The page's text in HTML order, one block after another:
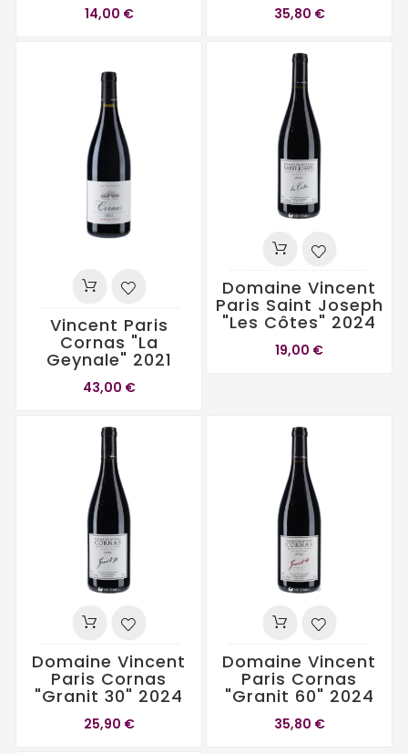
14,00 € 35,80 €
Vincent Paris
Cornas "La
Geynale" 2021
43,00 €
Domaine Vincent
Paris Saint Joseph
"Les Côtes" 2024
19,00 €
Domaine Vincent
Paris Cornas
"Granit 30" 2024
25,90 €
Domaine Vincent
Paris Cornas
"Granit 60" 2024
35,80 €